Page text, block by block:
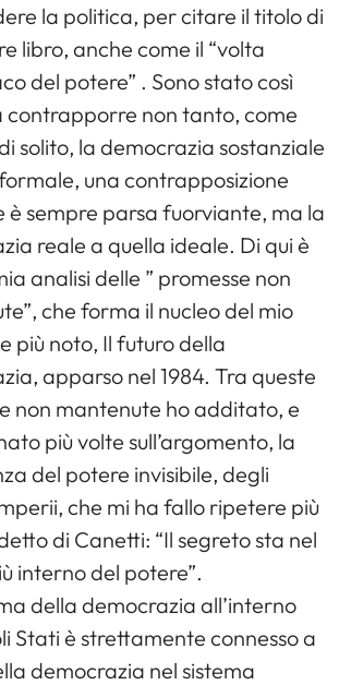
la politica, per citare il titolo di
libro, anche come il “volta
del potere” . Sono stato così
contrapporre non tanto, come
solito, la democrazia sostanziale
una contrapposizione
è sempre parsa fuorviante, ma la
reale a quella ideale. Di qui è
analisi delle ” promesse non
che forma il nucleo del mio
più noto, Il futuro della
apparso nel 1984. Tra queste
non mantenute ho additato, e
più volte sull’argomento, la
del potere invisibile, degli
che mi ha fallo ripetere più
di Canetti: “Il segreto sta nel
interno del potere”.
della democrazia all’interno
Stati è strettamente connesso a
democrazia nel sistema